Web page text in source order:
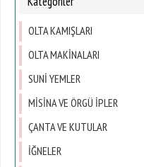
OLTA KAMIŞLARI
OLTA MAKİNALARI
SUNİ YEMLER
MİSİNA VE ÖRGÜ İPLER
ÇANTA VE KUTULAR
İĞNELER